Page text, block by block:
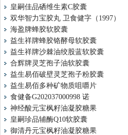
皇嗣佳品硒维生素C胶囊
双华智力宝胶丸 卫食健字（1997）
海盈牌蜂胶软胶囊
益生祥牌蜂胶铬酵母软胶囊
益生祥牌沙棘油绞股蓝软胶囊
合辉牌灵芝孢子油软胶囊
益生易佰破壁灵芝孢子粉胶囊
益生易佰多种矿物质咀嚼片
食健备G202037000998 诺
神经酸元宝枫籽油凝胶糖果
皇嗣珍品辅酶Q10软胶囊
御清丹元宝枫籽油凝胶糖果